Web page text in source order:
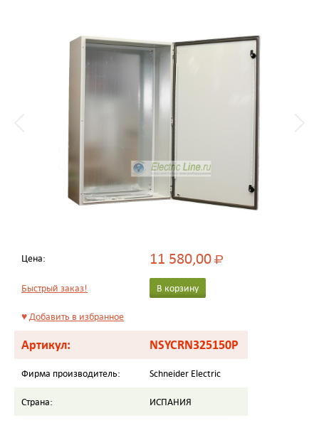
Цена: 11 580,00Р
Быстрый заказ! В корзину
♥Добавить в избранное
Артикул: NSYCRN325150P
Фирма производитель: Schneider Electric
Страна: ИСПАНИЯ